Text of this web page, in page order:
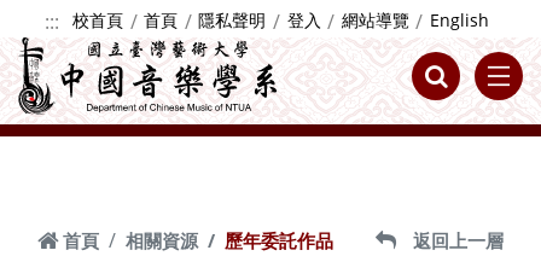
跳到主要內容
::: 校首頁 首頁 隱私聲明 登入 網站導覽 English
首頁 相關資源 歷年委託作品 返回上一層